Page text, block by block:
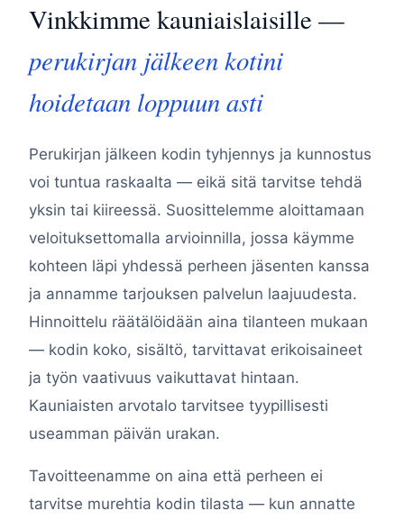
Vinkkimme kauniaislaisille —
perukirjan jälkeen kotini
hoidetaan loppuun asti
Perukirjan jälkeen kodin tyhjennys ja kunnostus
voi tuntua raskaalta — eikä sitä tarvitse tehdä
yksin tai kiireessä. Suosittelemme aloittamaan
veloituksettomalla arvioinnilla, jossa käymme
kohteen läpi yhdessä perheen jäsenten kanssa
ja annamme tarjouksen palvelun laajuudesta.
Hinnoittelu räätälöidään aina tilanteen mukaan
— kodin koko, sisältö, tarvittavat erikoisaineet
ja työn vaativuus vaikuttavat hintaan.
Kauniaisten arvotalo tarvitsee tyypillisesti
useamman päivän urakan.
Tavoitteenamme on aina että perheen ei
tarvitse murehtia kodin tilasta — kun annatte